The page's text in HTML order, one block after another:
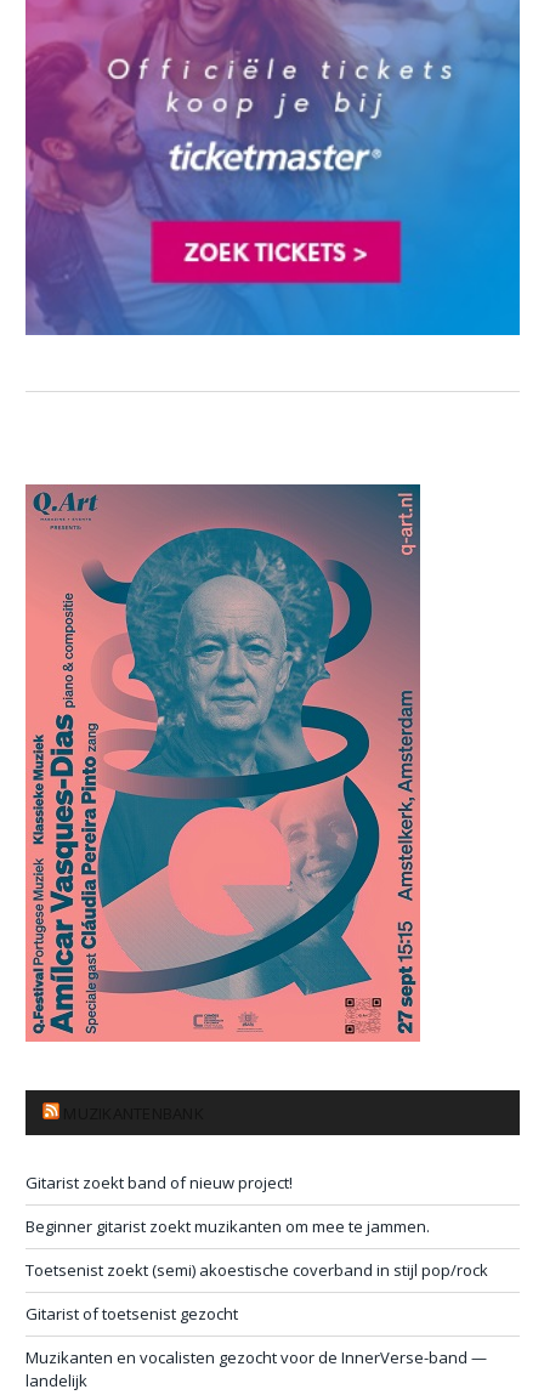
Gitarist zoekt band of nieuw project!
Beginner gitarist zoekt muzikanten om mee te jammen.
Toetsenist zoekt (semi) akoestische coverband in stijl pop/rock
Gitarist of toetsenist gezocht
Muzikanten en vocalisten gezocht voor de InnerVerse-band —
landelijk